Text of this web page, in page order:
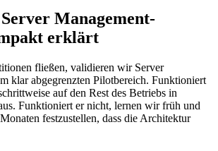
Management-
erklärt
fließen, validieren wir Server
klar abgegrenzten Pilotbereich. Funktioniert
auf den Rest des Betriebs in
Funktioniert er nicht, lernen wir früh und
festzustellen, dass die Architektur